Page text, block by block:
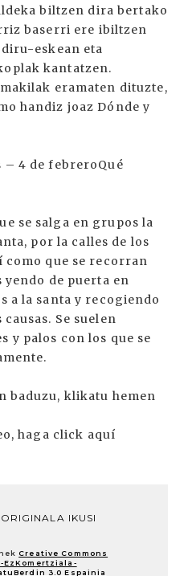
biltzen dira bertako
baserri ere ibiltzen
eskean eta
kantatzen.
eramaten dituzte,
handiz joaz Dónde y
– 4 de febreroQué
se salga en grupos la
por la calles de los
como que se recorran
de puerta en
a la santa y recogiendo
Se suelen
y palos con los que se
baduzu, klikatu hemen
haga click aquí
IKUSI
Creative Commons
3.0 Espainia